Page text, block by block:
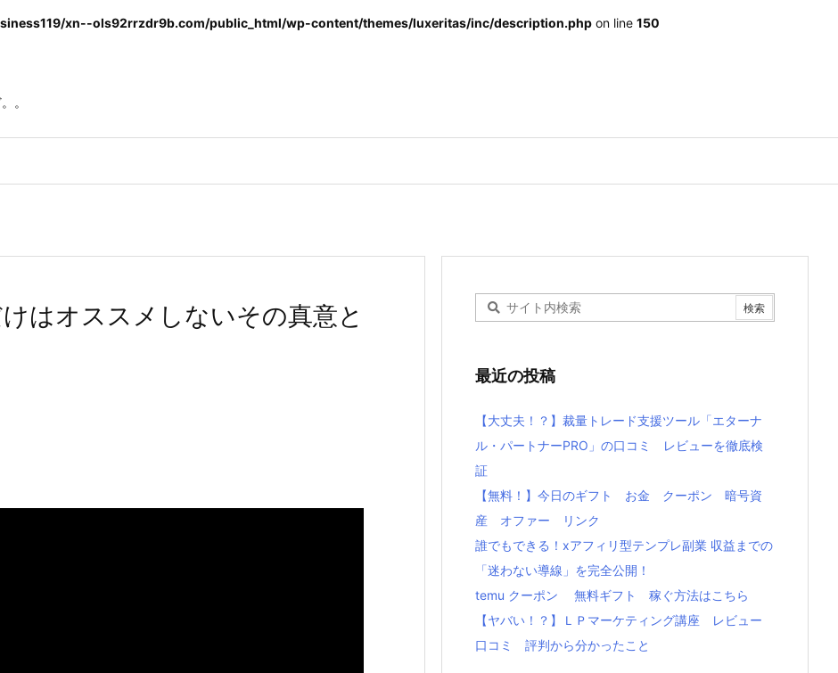
xn--ols92rrzdr9b.com/public_html/wp-content/themes/luxeritas/inc/description.php on line 150
。
けはオススメしないその真意と
最近の投稿
【大丈夫！？】裁量トレード支援ツール「エターナ
ル・パートナーPRO」の口コミ レビューを徹底検
証
【無料！】今日のギフト お金 クーポン 暗号資
産 オファー リンク
誰でもできる！xアフィリ型テンプレ副業 収益までの
「迷わない導線」を完全公開！
temu クーポン 無料ギフト 稼ぐ方法はこちら
【ヤバい！？】ＬＰマーケティング講座 レビュー
口コミ 評判から分かったこと